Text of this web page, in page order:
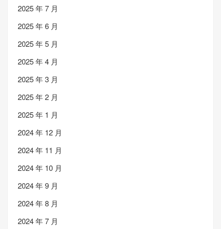
2025 年 7 月
2025 年 6 月
2025 年 5 月
2025 年 4 月
2025 年 3 月
2025 年 2 月
2025 年 1 月
2024 年 12 月
2024 年 11 月
2024 年 10 月
2024 年 9 月
2024 年 8 月
2024 年 7 月